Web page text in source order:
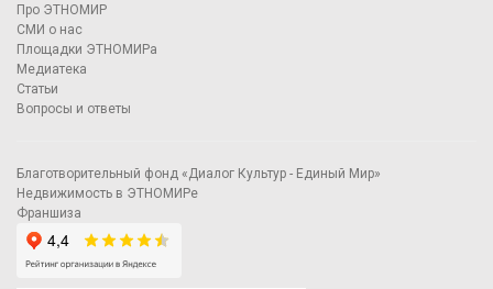
Про ЭТНОМИР
СМИ о нас
Площадки ЭТНОМИРа
Медиатека
Статьи
Вопросы и ответы
Благотворительный фонд «Диалог Культур - Единый Мир»
Недвижимость в ЭТНОМИРе
Франшиза